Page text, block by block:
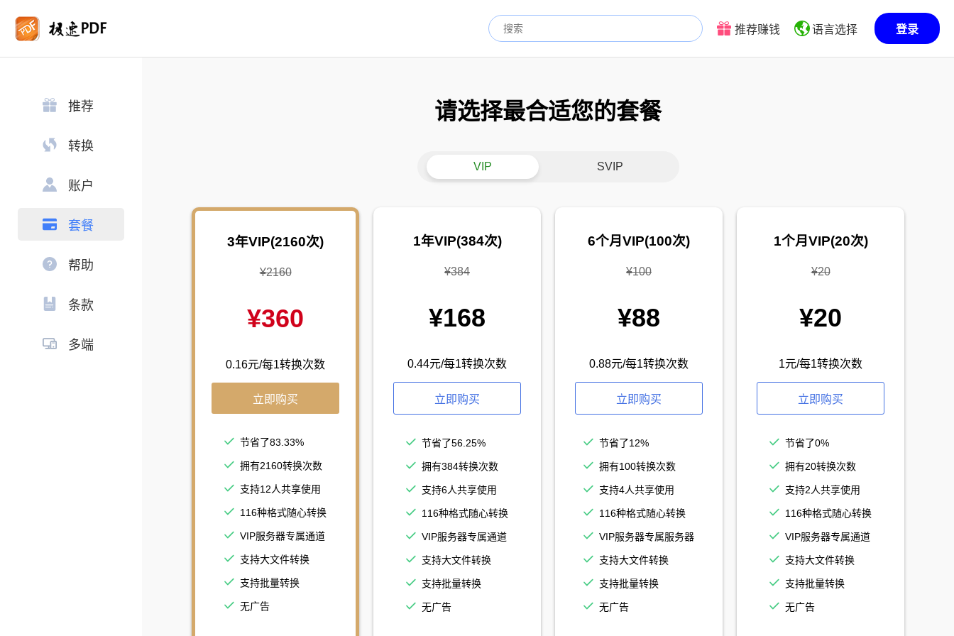
推荐赚钱 语言选择 登录
推荐
转换
账户
套餐
帮助
条款
多端
请选择最合适您的套餐
VIP SVIP
3年VIP(2160次)
¥2160
¥360
0.16元/每1转换次数
立即购买
节省了83.33%
拥有2160转换次数
支持12人共享使用
116种格式随心转换
VIP服务器专属通道
支持大文件转换
支持批量转换
无广告
1年VIP(384次)
¥384
¥168
0.44元/每1转换次数
立即购买
节省了56.25%
拥有384转换次数
支持6人共享使用
116种格式随心转换
VIP服务器专属通道
支持大文件转换
支持批量转换
无广告
6个月VIP(100次)
¥100
¥88
0.88元/每1转换次数
立即购买
节省了12%
拥有100转换次数
支持4人共享使用
116种格式随心转换
VIP服务器专属服务器
支持大文件转换
支持批量转换
无广告
1个月VIP(20次)
¥20
¥20
1元/每1转换次数
立即购买
节省了0%
拥有20转换次数
支持2人共享使用
116种格式随心转换
VIP服务器专属通道
支持大文件转换
支持批量转换
无广告